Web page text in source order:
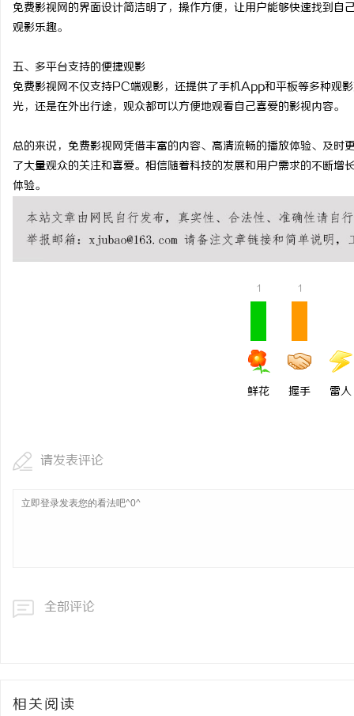
免费影视网的界面设计简洁明了，操作方便，让用户能够快速找到
观影乐趣。
五、多平台支持的便捷观影
免费影视网不仅支持PC端观影，还提供了手机App和平板等多种观
光，还是在外出行途，观众都可以方便地观看自己喜爱的影视内容。
总的来说，免费影视网凭借丰富的内容、高清流畅的播放体验、及
了大量观众的关注和喜爱。相信随着科技的发展和用户需求的不断
体验。
1
鲜花
1
握手 雷人
请发表评论
全部评论
相关阅读